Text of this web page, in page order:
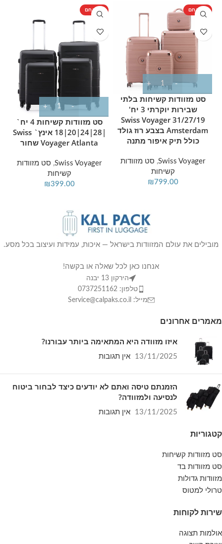
מוצר חם
סט מזוודות קשיחות בלתי
שבירות יוקרתי 3 יח'
31/27/19 Swiss Voyager
Amsterdam בצבע רוז גולד
כולל תיק איפור מתנה
Swiss Voyager
, סט מזוודות
קשיחות
₪799.00
מוצר חם
סט מזוודות קשיחות 4 יח`
|28|24|20|18 אינץ` Swiss
Voyager Atlanta שחור
Swiss Voyager
, סט מזוודות
קשיחות
₪399.00
מובילים את עולם המזוודות בישראל — איכות, עמידות ועיצוב בכל מסע.
אנחנו כאן לכל שאלה או בקשה!
הירקון 13 יבנה
טלפון: 0737251162
מייל: Service@calpaks.co.il
מאמרים אחרונים
איזו מזוודה היא המתאימה ביותר עבורנו?
13/11/2025 אין תגובות
הזמנתם טיסה ואתם לא יודעים כיצד לבחור ביטוח
לנסיעה ולמזוודה?
13/11/2025 אין תגובות
קטגוריות
סט מזוודות קשיחות
סט מזוודות בד
מזוודות גדולות
טרולי למטוס
שירות לקוחות
אולמות תצוגה